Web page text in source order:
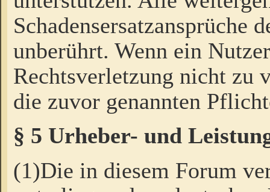
Schadensersatzansprüche
unberührt. Wenn ein
Rechtsverletzung nicht zu
die zuvor genannten
§ 5 Urheber- und
(1)Die in diesem Forum